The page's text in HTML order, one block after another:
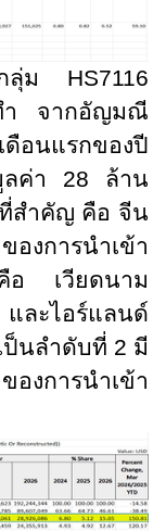
ลุ่ม HS7116
ำ จากอัญมณี
อนแรกของปี
ลค่า 28 ล้าน
ที่สำคัญ คือ จีน
งการนำเข้า
อ เวียดนาม
ละไอร์แลนด์
ป็นลำดับที่ 2 มี
งการนำเข้า